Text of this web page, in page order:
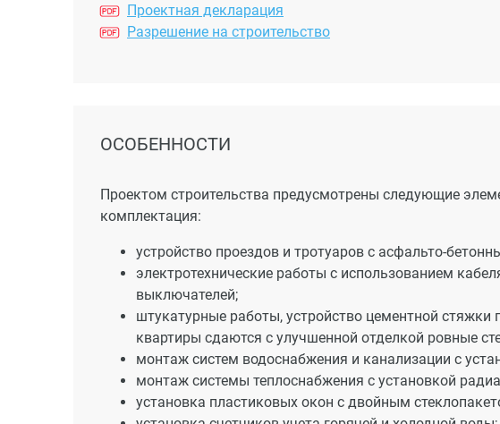
Проектная декларация
Разрешение на строительство
ОСОБЕННОСТИ
Проектом строительства предусмотрены следующие
комплектация:
устройство проездов и тротуаров с асфальто-
электротехнические работы с использованием
выключателей;
штукатурные работы, устройство цементной
квартиры сдаются с улучшенной отделкой ровные
монтаж систем водоснабжения и канализации с
монтаж системы теплоснабжения с установкой
установка пластиковых окон с двойным